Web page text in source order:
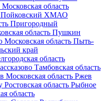
Московская область
Пойковский ХМАО
Пригородный
область Пушкин
Московская область Пыть-
край
область
Тамбовская область
Московская область Ржев
Ростовская область Рыбное
область